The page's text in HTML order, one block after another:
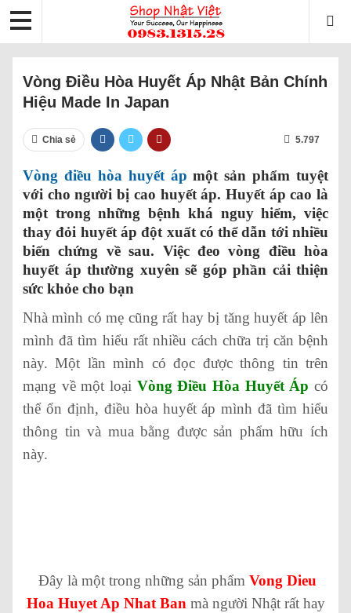
Vòng Điều Hòa Huyết Áp Nhật Bản Chính
Hiệu Made In Japan
Chia sẻ 5.797
Vòng điều hòa huyết áp một sản phẩm tuyệt
với cho người bị cao huyết áp. Huyết áp cao là
một trong những bệnh khá nguy hiểm, việc
thay đỏi huyết áp đột xuất có thể dẫn tới nhiều
biến chứng về sau. Việc đeo vòng điều hòa
huyết áp thường xuyên sẽ góp phần cải thiện
sức khỏe cho bạn
Nhà mình có mẹ cũng rất hay bị tăng huyết áp lên
mình đã tìm hiểu rất nhiều cách chữa trị căn bệnh
này. Một lần mình có đọc được thông tin trên
mạng về một loại Vòng Điều Hòa Huyết Áp có
thể ổn định, điều hòa huyết áp mình đã tìm hiểu
thông tin và mua bằng được sản phẩm hữu ích
này.
Đây là một trong những sản phẩm Vong Dieu
Hoa Huyet Ap Nhat Ban mà người Nhật rất hay